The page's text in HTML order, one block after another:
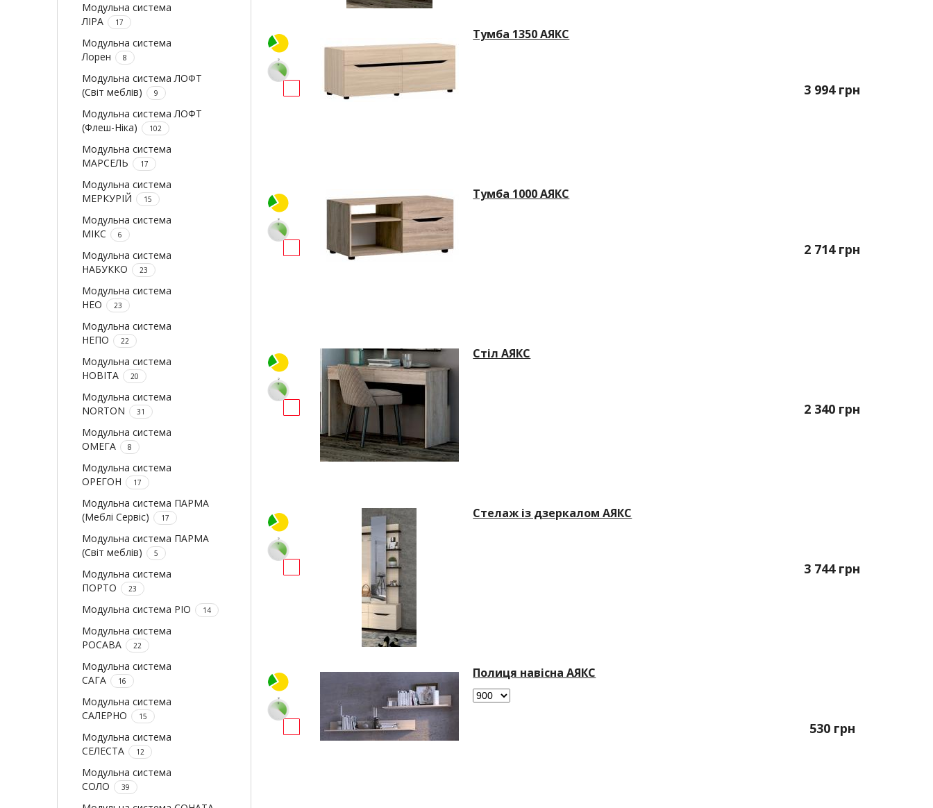
Модульна система
ЛІРА
17
Модульна система
Лорен
8
Модульна система ЛОФТ
(Світ меблів)
9
Модульна система ЛОФТ
(Флеш-Ніка)
102
Модульна система
МАРСЕЛЬ
17
Модульна система
МЕРКУРІЙ
15
Модульна система
МІКС
6
Модульна система
НАБУККО
23
Модульна система
НЕО
23
Модульна система
НЕПО
22
Модульна система
НОВІТА
20
Модульна система
NORTON
31
Модульна система
ОМЕГА
8
Модульна система
ОРЕГОН
17
Модульна система ПАРМА
(Меблі Сервіс)
17
Модульна система ПАРМА
(Світ меблів)
5
Модульна система
ПОРТО
23
Модульна система РІО 14
Модульна система
РОСАВА
22
Модульна система
САГА
16
Модульна система
САЛЕРНО
15
Модульна система
СЕЛЕСТА
12
Модульна система
СОЛО
39
Тумба 1350 АЯКС
3 994 грн
Тумба 1000 АЯКС
2 714 грн
Стіл АЯКС
2 340 грн
Стелаж із дзеркалом АЯКС
3 744 грн
Полиця навісна АЯКС
530 грн